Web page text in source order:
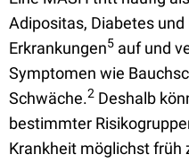
Adipositas, Diabetes
Erkrankungen5 auf und
Symptomen wie
Schwäche.2 Deshalb
bestimmter
Krankheit möglichst früh